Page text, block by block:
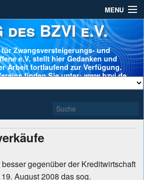
MENU
des BZVI e.V.
Zwangsversteigerungs- und
e.V. stellt hier Gedanken und
Arbeit fortlaufend zur Verfügung.
finden Sie unter: www.bzvi.de
gegenüber der Kreditwirtschaft
August 2008 das sog.